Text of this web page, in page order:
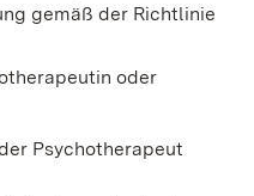
gemäß der Richtlinie
oder
Psychotherapeut